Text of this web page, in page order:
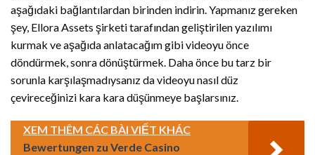
aşağıdaki bağlantılardan birinden indirin. Yapmanız gereken
şey, Ellora Assets şirketi tarafından geliştirilen yazılımı
kurmak ve aşağıda anlatacağım gibi videoyu önce
döndürmek, sonra dönüştürmek. Daha önce bu tarz bir
sorunla karşılaşmadıysanız da videoyu nasıl düz
çevireceğinizi kara kara düşünmeye başlarsınız.
XEM THÊM CÁC BÀI VIẾT KHÁC
Bewertungen zu Verde Casino